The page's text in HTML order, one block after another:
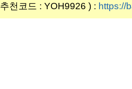
천코드 : YOH9926 ) : https://